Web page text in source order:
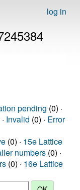
log in
pending (0) ·
Invalid (0) · Error
(0) · 15e Lattice
numbers (0) ·
(0) · 16e Lattice